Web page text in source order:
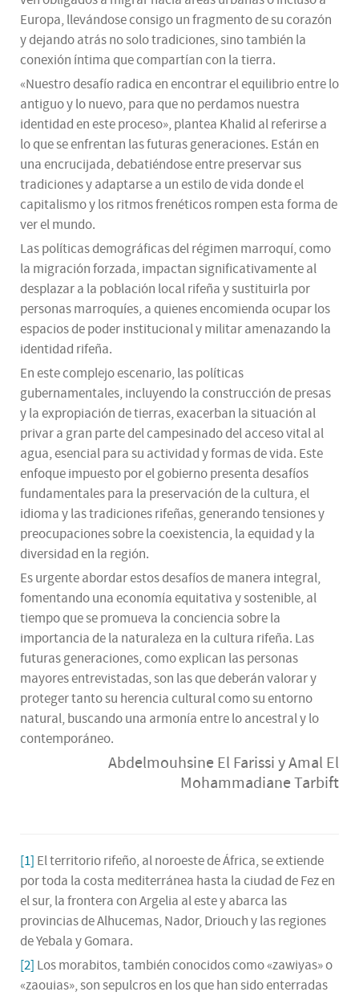
Europa, llevándose consigo un fragmento de su corazón
y dejando atrás no solo tradiciones, sino también la
conexión íntima que compartían con la tierra.
«Nuestro desafío radica en encontrar el equilibrio entre lo
antiguo y lo nuevo, para que no perdamos nuestra
identidad en este proceso», plantea Khalid al referirse a
lo que se enfrentan las futuras generaciones. Están en
una encrucijada, debatiéndose entre preservar sus
tradiciones y adaptarse a un estilo de vida donde el
capitalismo y los ritmos frenéticos rompen esta forma de
ver el mundo.
Las políticas demográficas del régimen marroquí, como
la migración forzada, impactan significativamente al
desplazar a la población local rifeña y sustituirla por
personas marroquíes, a quienes encomienda ocupar los
espacios de poder institucional y militar amenazando la
identidad rifeña.
En este complejo escenario, las políticas
gubernamentales, incluyendo la construcción de presas
y la expropiación de tierras, exacerban la situación al
privar a gran parte del campesinado del acceso vital al
agua, esencial para su actividad y formas de vida. Este
enfoque impuesto por el gobierno presenta desafíos
fundamentales para la preservación de la cultura, el
idioma y las tradiciones rifeñas, generando tensiones y
preocupaciones sobre la coexistencia, la equidad y la
diversidad en la región.
Es urgente abordar estos desafíos de manera integral,
fomentando una economía equitativa y sostenible, al
tiempo que se promueva la conciencia sobre la
importancia de la naturaleza en la cultura rifeña. Las
futuras generaciones, como explican las personas
mayores entrevistadas, son las que deberán valorar y
proteger tanto su herencia cultural como su entorno
natural, buscando una armonía entre lo ancestral y lo
contemporáneo.
Abdelmouhsine El Farissi y Amal El
Mohammadiane Tarbift
[1] El territorio rifeño, al noroeste de África, se extiende
por toda la costa mediterránea hasta la ciudad de Fez en
el sur, la frontera con Argelia al este y abarca las
provincias de Alhucemas, Nador, Driouch y las regiones
de Yebala y Gomara.
[2] Los morabitos, también conocidos como «zawiyas» o
«zaouias», son sepulcros en los que han sido enterradas